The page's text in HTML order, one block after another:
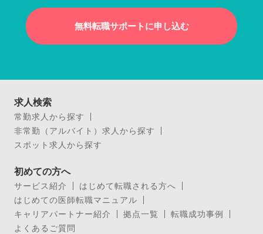
無料転職サポートに申し込む
求人検索
常勤求人から探す
非常勤（アルバイト）求人から探す
スポット求人から探す
初めての方へ
サービス紹介
はじめて転職される方へ
はじめての医師転職マニュアル
キャリアパートナー紹介
拠点一覧
転職成功事例
よくあるご質問